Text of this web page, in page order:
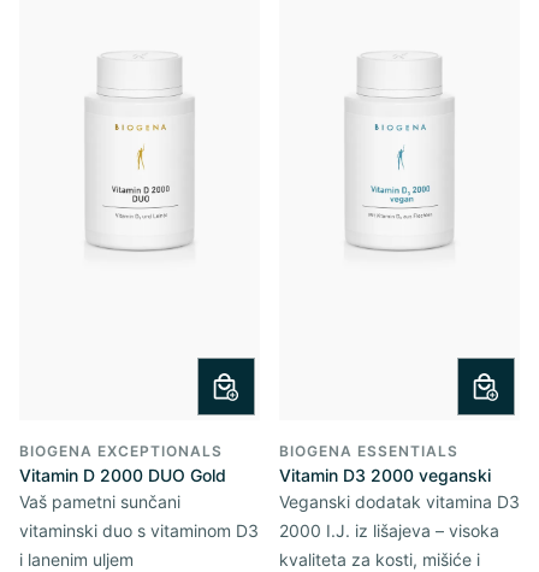
BIOGENA EXCEPTIONALS
Vitamin D 2000 DUO Gold
Vaš pametni sunčani
vitaminski duo s vitaminom D3
i lanenim uljem
BIOGENA ESSENTIALS
Vitamin D3 2000 veganski
Veganski dodatak vitamina D3
2000 I.J. iz lišajeva – visoka
kvaliteta za kosti, mišiće i